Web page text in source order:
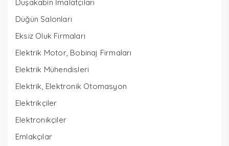
Duşakabin İmalatçıları
Düğün Salonları
Eksiz Oluk Firmaları
Elektrik Motor, Bobinaj Firmaları
Elektrik Mühendisleri
Elektrik, Elektronik Otomasyon
Elektrikçiler
Elektronikçiler
Emlakçılar